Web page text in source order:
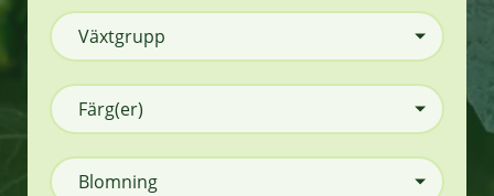
Växtgrupp
Färg(er)
Blomning